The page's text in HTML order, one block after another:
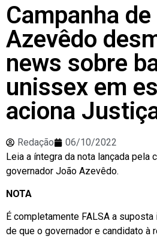
Campanha
Azevêdo
news sobre
unissex em
aciona
Redação
06/10/2022
Leia a íntegra da nota lançada pela
governador João Azevêdo.
NOTA
É completamente FALSA a
de que o governador e candidato à